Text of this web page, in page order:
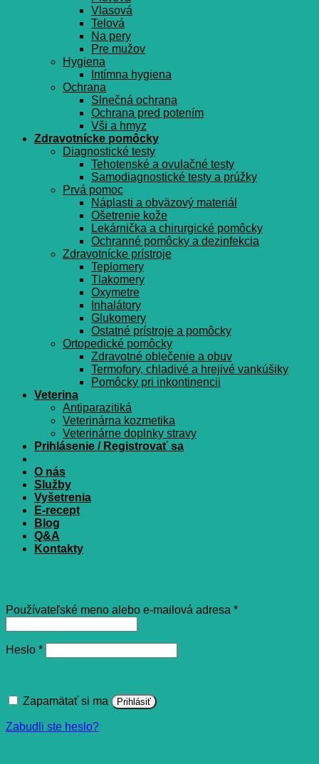
Vlasová
Telová
Na pery
Pre mužov
Hygiena
Intímna hygiena
Ochrana
Slnečná ochrana
Ochrana pred potením
Vši a hmyz
Zdravotnícke pomôcky
Diagnostické testy
Tehotenské a ovulačné testy
Samodiagnostické testy a prúžky
Prvá pomoc
Náplasti a obväzový materiál
Ošetrenie kože
Lekárnička a chirurgické pomôcky
Ochranné pomôcky a dezinfekcia
Zdravotnícke prístroje
Teplomery
Tlakomery
Oxymetre
Inhalátory
Glukomery
Ostatné prístroje a pomôcky
Ortopedické pomôcky
Zdravotné oblečenie a obuv
Termofory, chladivé a hrejivé vankúšiky
Pomôcky pri inkontinencii
Veterina
Antiparazitiká
Veterinárna kozmetika
Veterinárne doplnky stravy
Prihlásenie / Registrovať sa
O nás
Služby
Vyšetrenia
E-recept
Blog
Q&A
Kontakty
Používateľské meno alebo e-mailová adresa *Povinné
Heslo *Povinné
Zapamätať si ma Prihlásiť
Zabudli ste heslo?